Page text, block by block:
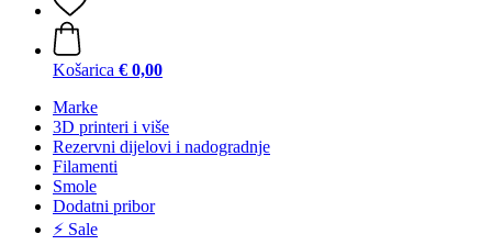
Košarica € 0,00
Marke
3D printeri i više
Rezervni dijelovi i nadogradnje
Filamenti
Smole
Dodatni pribor
⚡ Sale